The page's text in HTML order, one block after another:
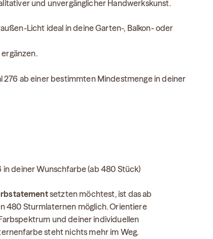
und unvergänglicher Handwerkskunst.
Licht ideal in deine Garten-, Balkon- oder
276 ab einer bestimmten Mindestmenge in deiner
in deiner Wunschfarbe (ab 480 Stück)
setzten möchtest, ist das ab
480 Sturmlaternen möglich. Orientiere
und deiner individuellen
steht nichts mehr im Weg.